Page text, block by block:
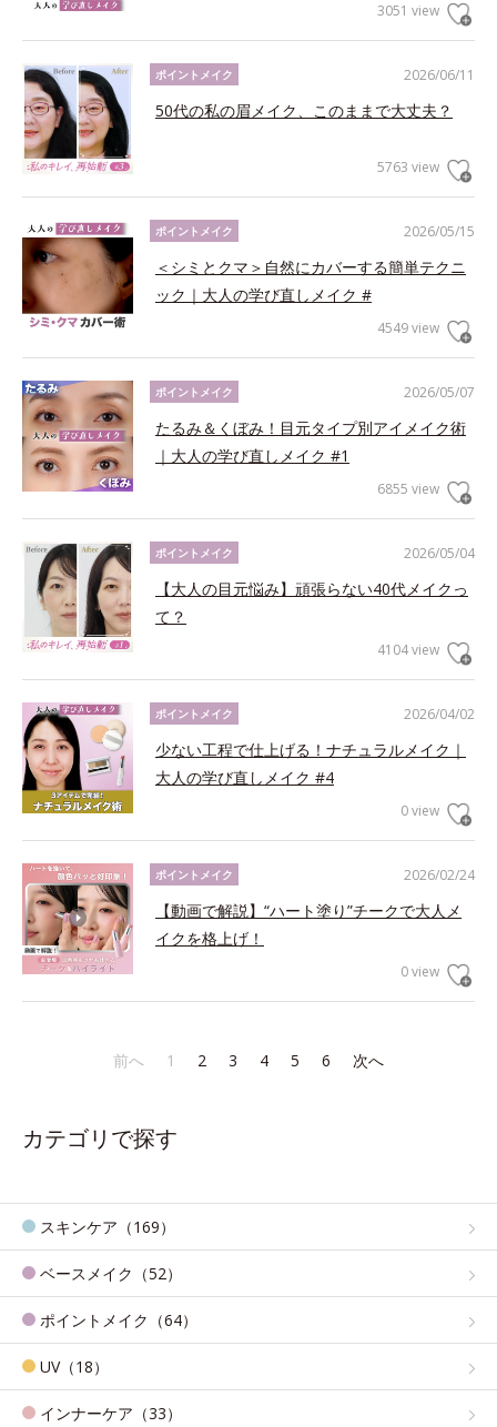
3051 view
2026/06/11
ポイントメイク
50代の私の眉メイク、このままで大丈夫？
5763 view
2026/05/15
ポイントメイク
＜シミとクマ＞自然にカバーする簡単テクニ
ック｜大人の学び直しメイク #
4549 view
2026/05/07
ポイントメイク
たるみ＆くぼみ！目元タイプ別アイメイク術
｜大人の学び直しメイク #1
6855 view
2026/05/04
ポイントメイク
【大人の目元悩み】頑張らない40代メイクっ
て？
4104 view
2026/04/02
ポイントメイク
少ない工程で仕上げる！ナチュラルメイク｜
大人の学び直しメイク #4
0 view
2026/02/24
ポイントメイク
【動画で解説】“ハート塗り”チークで大人メ
イクを格上げ！
0 view
前へ 1 2 3 4 5 6 次へ
カテゴリで探す
スキンケア（169）
ベースメイク（52）
ポイントメイク（64）
UV（18）
インナーケア（33）